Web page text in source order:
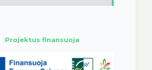
Projektus finansuoja